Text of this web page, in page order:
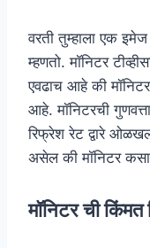
वरती तुम्हाला एक
म्हणतो. मॉनिटर
एवढाच आहे की
आहे. मॉनिटरची
रिफ्रेश रेट द्वारे
असेल की मॉनिटर कसा
मॉनिटर ची